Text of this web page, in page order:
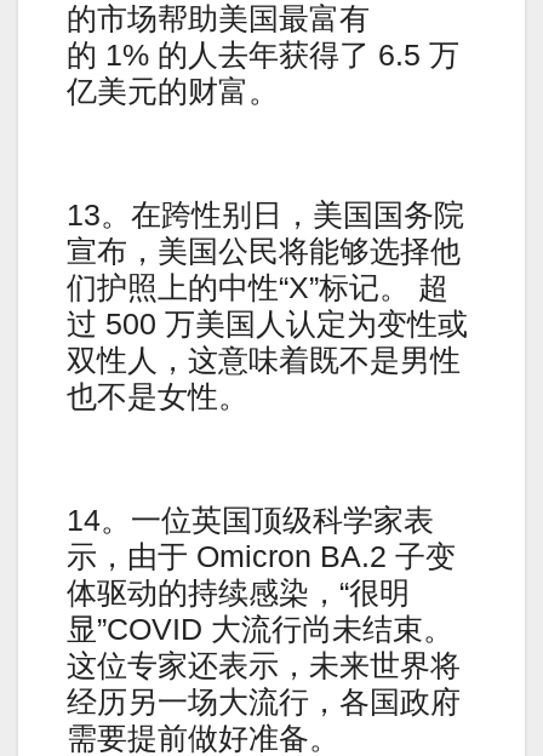
的市场帮助美国最富有
的 1% 的人去年获得了 6.5 万
亿美元的财富。
13。在跨性别日，美国国务院
宣布，美国公民将能够选择他
们护照上的中性“X”标记。 超
过 500 万美国人认定为变性或
双性人，这意味着既不是男性
也不是女性。
14。一位英国顶级科学家表
示，由于 Omicron BA.2 子变
体驱动的持续感染，“很明
显”COVID 大流行尚未结束。
这位专家还表示，未来世界将
经历另一场大流行，各国政府
需要提前做好准备。